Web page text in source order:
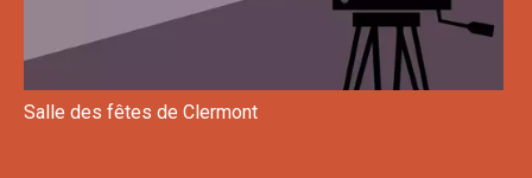
Salle des fêtes de Clermont